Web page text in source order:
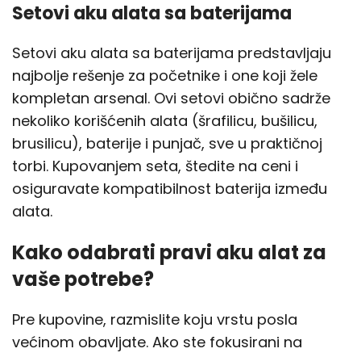
Setovi aku alata sa baterijama
Setovi aku alata sa baterijama predstavljaju
najbolje rešenje za početnike i one koji žele
kompletan arsenal. Ovi setovi obično sadrže
nekoliko korišćenih alata (šrafilicu, bušilicu,
brusilicu), baterije i punjač, sve u praktičnoj
torbi. Kupovanjem seta, štedite na ceni i
osiguravate kompatibilnost baterija između
alata.
Kako odabrati pravi aku alat za
vaše potrebe?
Pre kupovine, razmislite koju vrstu posla
većinom obavljate. Ako ste fokusirani na